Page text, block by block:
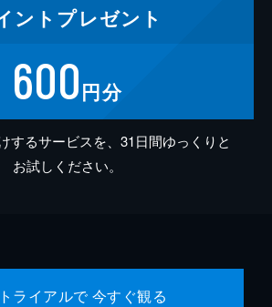
ント プレゼント
600円分
するサービスを、31日間ゆっくりと
お試しください。
ライアルで 今すぐ観る